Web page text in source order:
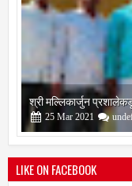
श्री मल्लिकार्जुन
25 Mar 2021
LIKE ON FACEBOOK